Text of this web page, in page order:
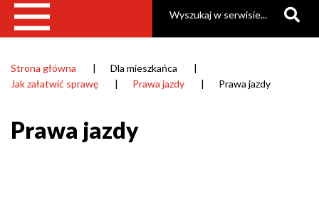
Ścieżka
Strona główna
Dla mieszkańca
Jak załatwić sprawę
Prawa jazdy Prawa jazdy
Prawa jazdy